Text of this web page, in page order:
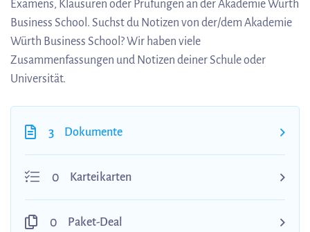
Examens, Klausuren oder Prüfungen an der Akademie Würth
Business School. Suchst du Notizen von der/dem Akademie
Würth Business School? Wir haben viele
Zusammenfassungen und Notizen deiner Schule oder
Universität.
3 Dokumente
0 Karteikarten
0 Paket-Deal